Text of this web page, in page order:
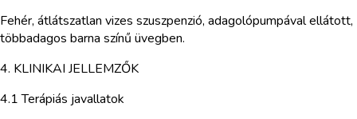
Fehér, átlátszatlan vizes szuszpenzió, adagolópumpával ellátott,
többadagos barna színű üvegben.
4. KLINIKAI JELLEMZŐK
4.1 Terápiás javallatok